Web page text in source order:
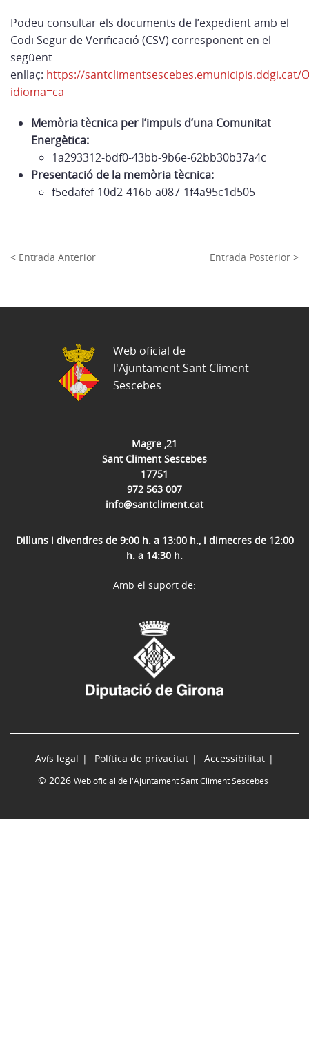
Podeu consultar els documents de l’expedient amb el
Codi Segur de Verificació (CSV) corresponent en el
següent
enllaç: https://santclimentsescebes.emunicipis.ddgi.cat/
idioma=ca
Memòria tècnica per l’impuls d’una Comunitat
Energètica:
1a293312-bdf0-43bb-9b6e-62bb30b37a4c
Presentació de la memòria tècnica:
f5edafef-10d2-416b-a087-1f4a95c1d505
< Entrada Anterior Entrada Posterior >
Magre ,21
Sant Climent Sescebes
17751
972 563 007
info@santcliment.cat
Dilluns i divendres de 9:00 h. a 13:00 h., i dimecres de 12:00
h. a 14:30 h.
Web oficial de
l'Ajuntament Sant Climent
Sescebes
Avís legal Política de privacitat
Accessibilitat
© 2026 Web oficial de l'Ajuntament Sant Climent Sescebes
Amb el suport de: